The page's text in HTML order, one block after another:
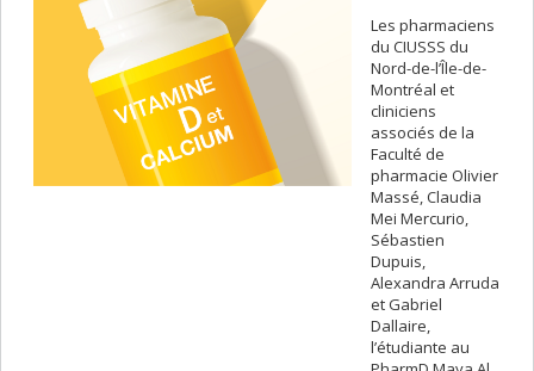
Les pharmaciens
du CIUSSS du
Nord-de-l’Île-de-
Montréal et
cliniciens
associés de la
Faculté de
pharmacie Olivier
Massé, Claudia
Mei Mercurio,
Sébastien
Dupuis,
Alexandra Arruda
et Gabriel
Dallaire,
l’étudiante au